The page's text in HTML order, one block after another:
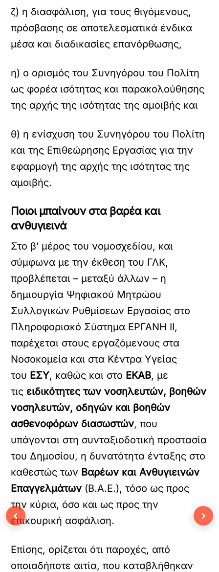
ζ) η διασφάλιση, για τους θιγόμενους,
πρόσβασης σε αποτελεσματικά ένδικα
μέσα και διαδικασίες επανόρθωσης,
η) ο ορισμός του Συνηγόρου του Πολίτη
ως φορέα ισότητας και παρακολούθησης
της αρχής της ισότητας της αμοιβής και
θ) η ενίσχυση του Συνηγόρου του Πολίτη
και της Επιθεώρησης Εργασίας για την
εφαρμογή της αρχής της ισότητας της
αμοιβής.
Ποιοι μπαίνουν στα βαρέα και
ανθυγιεινά
Στο β’ μέρος του νομοσχεδίου, και
σύμφωνα με την έκθεση του ΓΛΚ,
προβλέπεται – μεταξύ άλλων – η
δημιουργία Ψηφιακού Μητρώου
Συλλογικών Ρυθμίσεων Εργασίας στο
Πληροφοριακό Σύστημα ΕΡΓΑΝΗ ΙΙ,
παρέχεται στους εργαζόμενους στα
Νοσοκομεία και στα Κέντρα Υγείας
του ΕΣΥ, καθώς και στο ΕΚΑΒ, με
τις ειδικότητες των νοσηλευτών, βοηθών
νοσηλευτών, οδηγών και βοηθών
ασθενοφόρων διασωστών, που
υπάγονται στη συνταξιοδοτική προστασία
του Δημοσίου, η δυνατότητα ένταξης στο
καθεστώς των Βαρέων και Ανθυγιεινών
Επαγγελμάτων (Β.Α.Ε.), τόσο ως προς
την κύρια, όσο και ως προς την
επικουρική ασφάλιση.
Επίσης, ορίζεται ότι παροχές, από
οποιαδήποτε αιτία, που καταβλήθηκαν
‹ ›